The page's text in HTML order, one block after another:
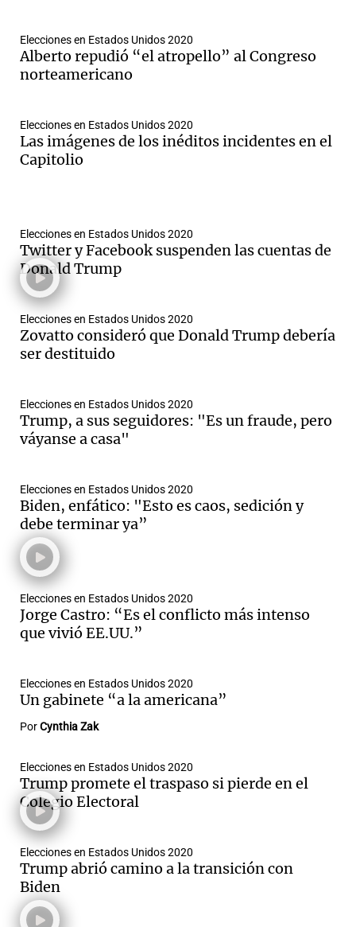
Elecciones en Estados Unidos 2020
Alberto repudió “el atropello” al Congreso
norteamericano
Elecciones en Estados Unidos 2020
Las imágenes de los inéditos incidentes en el
Capitolio
Elecciones en Estados Unidos 2020
Twitter y Facebook suspenden las cuentas de
Donald Trump
Elecciones en Estados Unidos 2020
Zovatto consideró que Donald Trump debería
ser destituido
Elecciones en Estados Unidos 2020
Trump, a sus seguidores: "Es un fraude, pero
váyanse a casa"
Elecciones en Estados Unidos 2020
Biden, enfático: "Esto es caos, sedición y
debe terminar ya”
Elecciones en Estados Unidos 2020
Jorge Castro: “Es el conflicto más intenso
que vivió EE.UU.”
Elecciones en Estados Unidos 2020
Un gabinete “a la americana”
PorCynthia Zak
Elecciones en Estados Unidos 2020
Trump promete el traspaso si pierde en el
Colegio Electoral
Elecciones en Estados Unidos 2020
Trump abrió camino a la transición con
Biden
Mundial 2026
Cadena 3